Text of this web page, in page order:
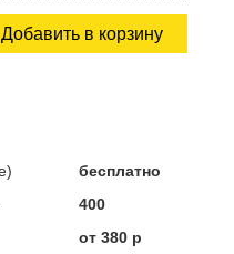
Добавить в корзину
бесплатно
400
от 380 р